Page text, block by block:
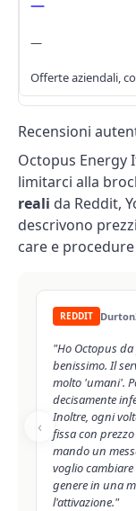
—
—
Offerte aziendali,
Recensioni
Octopus Energy
limitarci alla
reali da Reddit,
descrivono
care e
‹
REDDIT
"Ho Octopus
benissimo. Il
molto 'umani'.
decisamente
Inoltre, ogni
fissa con
mando un
voglio
genere in una
l'attivazione."